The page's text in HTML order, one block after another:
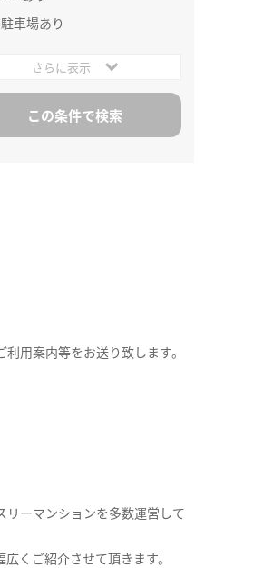
駐車場あり
さらに表示
用案内等をお送り致します。
リーマンションを多数運営して
くご紹介させて頂きます。